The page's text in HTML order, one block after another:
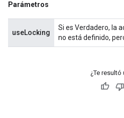
Parámetros
useLocking
Si es Verdadero, la
no está definido,
¿Te resultó